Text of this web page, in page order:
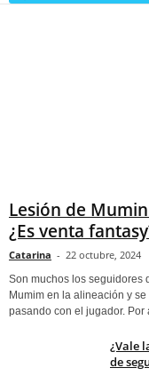
Lesión de
¿Es venta
Catarina - 22 octubre, 2024
Son muchos los seguidores
Mumim en la alineación y
pasando con el jugador. Por
¿Vale
de